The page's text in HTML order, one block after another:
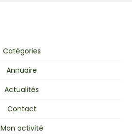
Catégories
Annuaire
Actualités
Contact
Mon activité